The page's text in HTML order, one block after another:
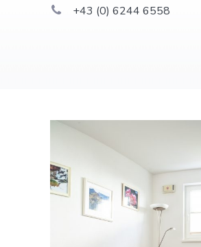
+43 (0) 6244 6558